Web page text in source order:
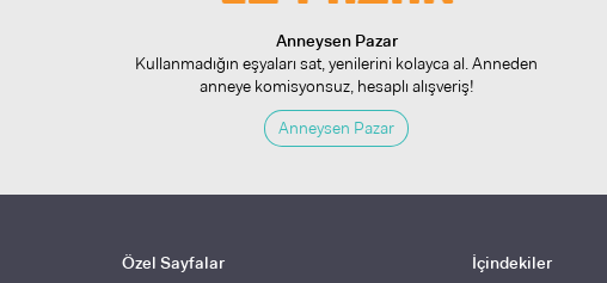
Anneysen Pazar
Kullanmadığın eşyaları sat, yenilerini kolayca al. Anneden
anneye komisyonsuz, hesaplı alışveriş!
Anneysen Pazar
Özel Sayfalar İçindekiler